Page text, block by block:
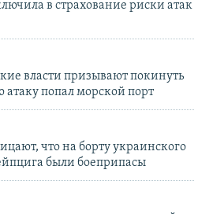
в страхование риски атак
власти призывают покинуть
попал морской порт
что на борту украинского
были боеприпасы